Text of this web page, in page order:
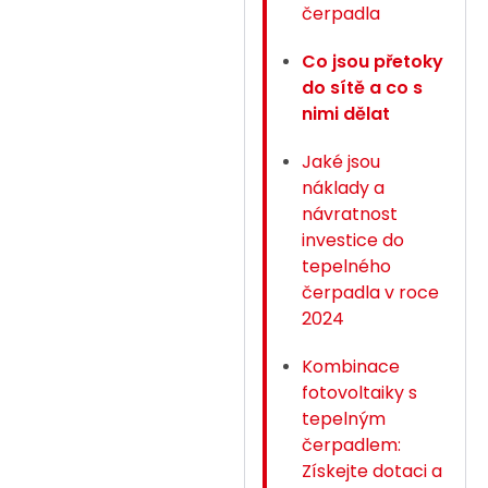
čerpadla
Co jsou přetoky
do sítě a co s
nimi dělat
Jaké jsou
náklady a
návratnost
investice do
tepelného
čerpadla v roce
2024
Kombinace
fotovoltaiky s
tepelným
čerpadlem:
Získejte dotaci a